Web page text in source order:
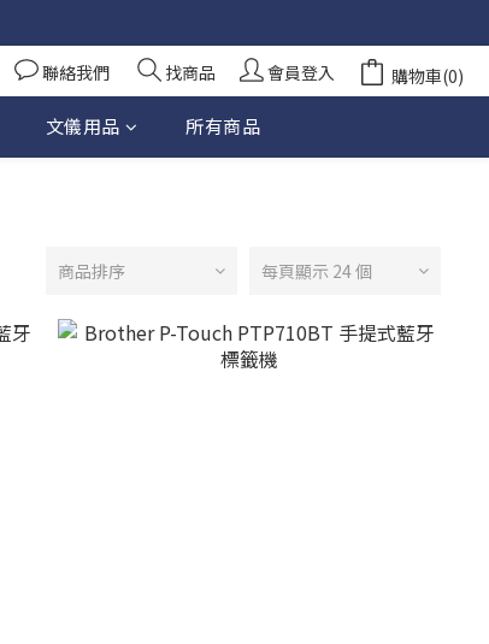
聯絡我們 找商品 會員登入 購物車(0)
文儀用品 所有商品
商品排序 每頁顯示 24 個